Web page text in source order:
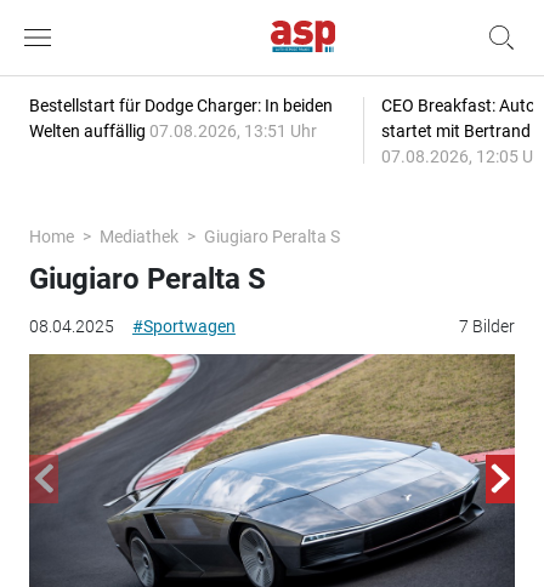
Bestellstart für Dodge Charger: In beiden
Welten auffällig 07.08.2026, 13:51 Uhr
CEO Breakfast:
startet mit Bertrand
07.08.2026, 12:05
Home Mediathek Giugiaro Peralta S
08.04.2025 #Sportwagen 7 Bilder
Giugiaro Peralta S